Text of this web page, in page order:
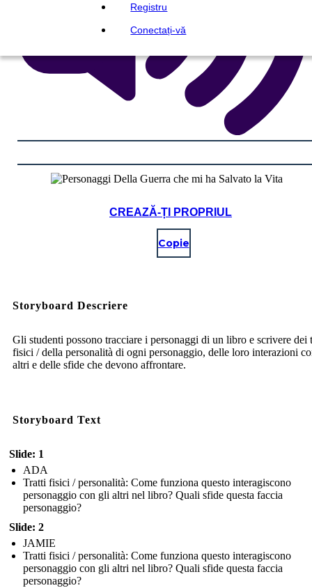
Registru
Conectați-vă
CREAZĂ-ȚI PROPRIUL
Copie
Storyboard Descriere
Gli studenti possono tracciare i personaggi di un libro e scrivere dei
fisici / della personalità di ogni personaggio, delle loro interazioni
altri e delle sfide che devono affrontare.
Storyboard Text
Slide: 1
ADA
Tratti fisici / personalità: Come funziona questo interagiscono
personaggio con gli altri nel libro? Quali sfide questa faccia
personaggio?
Slide: 2
JAMIE
Tratti fisici / personalità: Come funziona questo interagiscono
personaggio con gli altri nel libro? Quali sfide questa faccia
personaggio?